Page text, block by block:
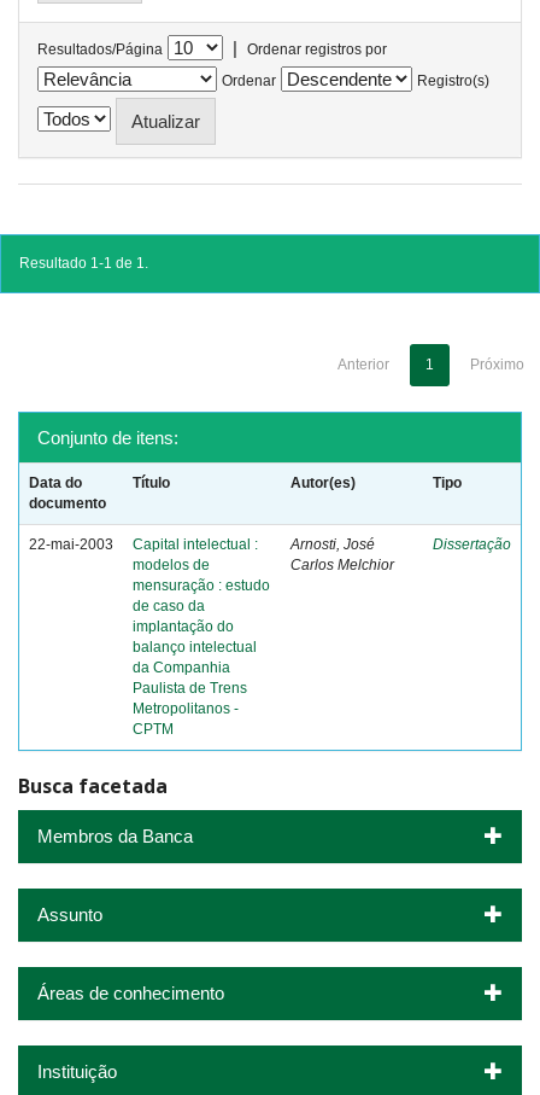
Resultados/Página |
Ordenar registros por
Ordenar
Registro(s)
Resultado 1-1 de 1.
Anterior 1 Próximo
Conjunto de itens:
Data do
documento
Título Autor(es) Tipo
22-mai-2003
Capital intelectual :
modelos de
mensuração : estudo
de caso da
implantação do
balanço intelectual
da Companhia
Paulista de Trens
Metropolitanos -
CPTM
Arnosti, José
Carlos Melchior
Dissertação
Busca facetada
Membros da Banca
Assunto
Áreas de conhecimento
Instituição